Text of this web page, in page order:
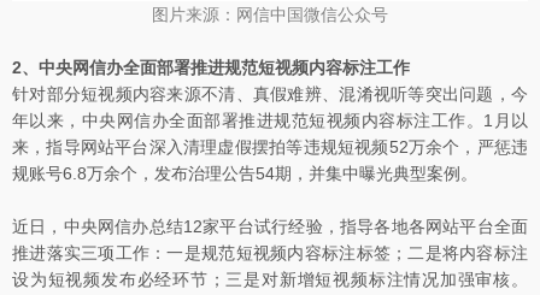
图片来源：网信中国微信公众号
2、中央网信办全面部署推进规范短视频内容标注工作
针对部分短视频内容来源不清、真假难辨、混淆视听等突出问题，今
年以来，中央网信办全面部署推进规范短视频内容标注工作。1月以
来，指导网站平台深入清理虚假摆拍等违规短视频52万余个，严惩违
规账号6.8万余个，发布治理公告54期，并集中曝光典型案例。
近日，中央网信办总结12家平台试行经验，指导各地各网站平台全面
推进落实三项工作：一是规范短视频内容标注标签；二是将内容标注
设为短视频发布必经环节；三是对新增短视频标注情况加强审核。